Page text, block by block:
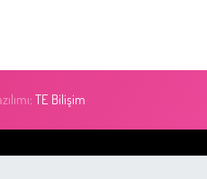
TE Bilişim